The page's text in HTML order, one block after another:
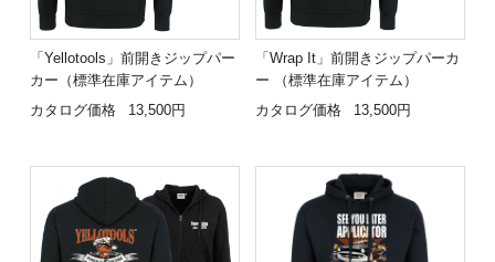
「Yellotools」前開きジップパー
カー（標準在庫アイテム）
カタログ価格
13,500円
「Wrap It」前開きジップパーカ
ー （標準在庫アイテム）
カタログ価格
13,500円